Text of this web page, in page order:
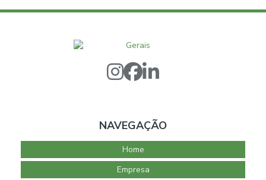
NAVEGAÇÃO
Home
Empresa